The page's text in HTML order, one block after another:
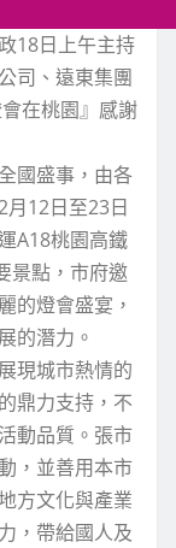
18日上午主持
司、遠東集團
在桃園』感謝
國盛事，由各
12日至23日
A18桃園高鐵
景點，市府邀
的燈會盛宴，
的潛力。
現城市熱情的
鼎力支持，不
動品質。張市
，並善用本市
方文化與產業
，帶給國人及